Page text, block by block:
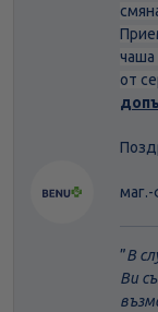
чаша
от
”В
Ви